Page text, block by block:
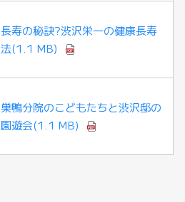
長寿の秘訣?渋沢栄一の健康長寿
法(1.1 MB)
巣鴨分院のこどもたちと渋沢邸の
園遊会(1.1 MB)